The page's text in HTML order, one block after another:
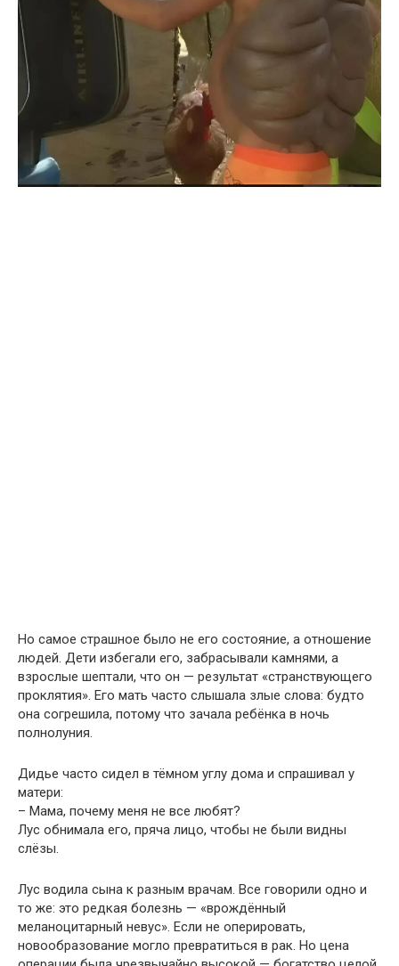
Но самое страшное было не его состояние, а отношение
людей. Дети избегали его, забрасывали камнями, а
взрослые шептали, что он — результат «странствующего
проклятия». Его мать часто слышала злые слова: будто
она согрешила, потому что зачала ребёнка в ночь
полнолуния.
Дидье часто сидел в тёмном углу дома и спрашивал у
матери:
– Мама, почему меня не все любят?
Лус обнимала его, пряча лицо, чтобы не были видны
слёзы.
Лус водила сына к разным врачам. Все говорили одно и
то же: это редкая болезнь — «врождённый
меланоцитарный невус». Если не оперировать,
новообразование могло превратиться в рак. Но цена